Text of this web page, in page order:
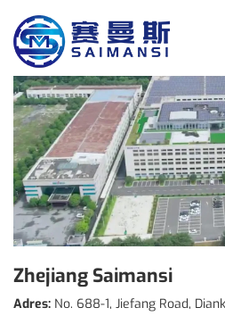
Zhejiang Saimansi
Adres: No. 688-1, Jiefang Road,